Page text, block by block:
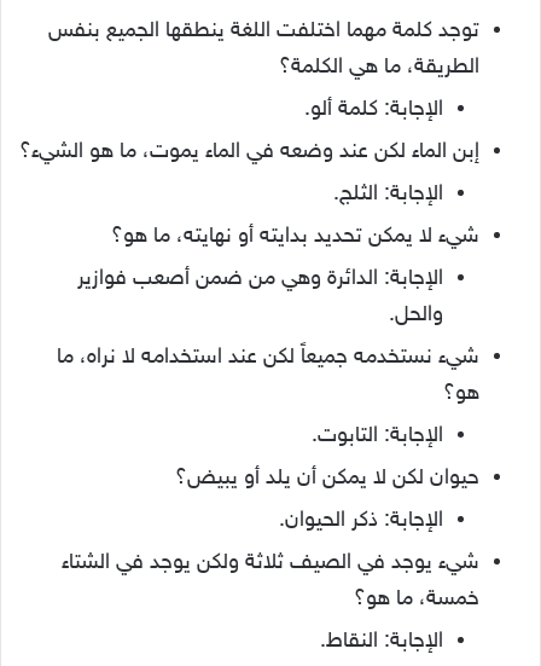
توجد كلمة مهما اختلفت اللغة ينطقها الجميع بنفس
الطريقة، ما هي الكلمة؟
الإجابة: كلمة ألو.
إبن الماء لكن عند وضعه في الماء يموت، ما هو الشيء؟
الإجابة: الثلج.
شيء لا يمكن تحديد بدايته أو نهايته، ما هو؟
الإجابة: الدائرة وهي من ضمن أصعب فوازير
والحل.
شيء نستخدمه جميعاً لكن عند استخدامه لا نراه، ما
هو؟
الإجابة: التابوت.
حيوان لكن لا يمكن أن يلد أو يبيض؟
الإجابة: ذكر الحيوان.
شيء يوجد في الصيف ثلاثة ولكن يوجد في الشتاء
خمسة، ما هو؟
الإجابة: النقاط.